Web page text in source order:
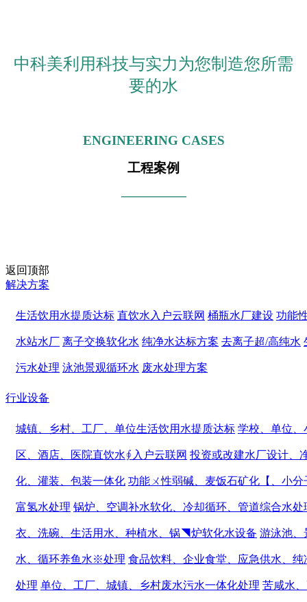
中科美利用科技与实力为您制造您所需
要的水
ENGINEERING CASES
工程案例
—————
返回顶部
解决方案
生活饮用水提质达标 直饮水入户云联网 桶瓶水厂建设 功能
水站水厂 离子交换软化水 纯净水达标方案 去离子超/高纯水
污水处理 泳池景观循环水 废水处理方案
行业设备
城镇、乡村、工厂、单位生活饮用水提质达标 学校、单位、
区、酒店、医院直饮水∮入户云联网 投资或改建水厂设计、
化、灌装、包装一体化 功能ㄨ性弱碱、麦饭石矿化【、小分
富氢水处理 锅炉、空调补水软化、冷却循环、管道综合水处
衣、洗碗、生活用水、种植水、锅◥炉软化水设备 游泳池、
水、循环养鱼水※处理 食品饮料、企业食堂、应急供水、纯
处理 单位、工厂、城镇、乡村废水污水一体化处理 苦咸水